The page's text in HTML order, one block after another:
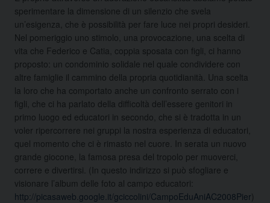
sperimentare la dimensione di un silenzio che svela
un’esigenza, che è possibilità per fare luce nei propri desideri.
Nel pomeriggio uno stimolo, una provocazione, una scelta di
vita che Federico e Catia, coppia sposata con figli, ci hanno
proposto: un condominio solidale nel quale condividere con
altre famiglie il cammino della propria quotidianità. Una scelta
la loro che ha comportato anche un confronto serrato con i
figli, che ci ha parlato della difficoltà dell’essere genitori in
primo luogo ed educatori in secondo, che si è tradotta in un
voler ripercorrere nei gruppi la nostra esperienza di educatori,
quel momento che ci è rimasto nel cuore. In serata un nuovo
grande giocone, la famosa presa del tropolo per muoverci,
correre e divertirsi. (In questo indirizzo si può sfogliare e
visionare l’album delle foto al campo educatori:
http://picasaweb.google.it/gciccolini/CampoEduAniAC2008Pier)